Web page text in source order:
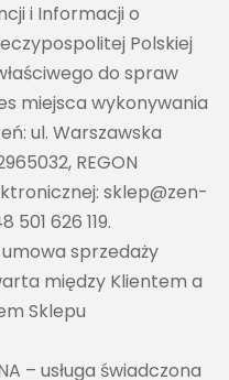
i Informacji o
Polskiej
do spraw
miejsca wykonywania
ul. Warszawska
REGON
sklep@zen-
626 119.
umowa sprzedaży
między Klientem a
Sklepu
– usługa świadczona